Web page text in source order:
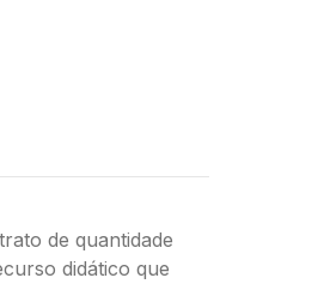
de quantidade
didático que